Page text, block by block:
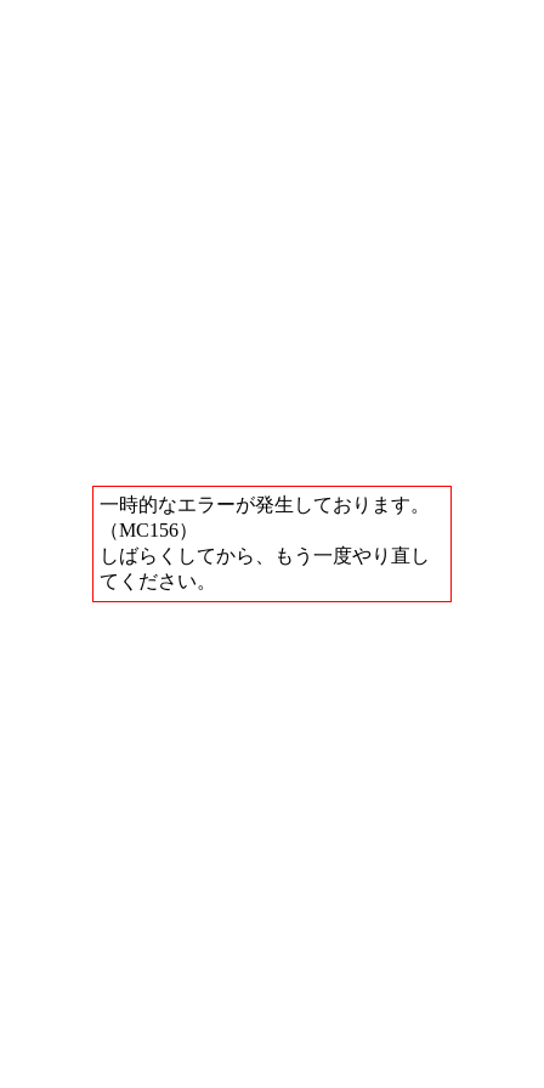
一時的なエラーが発生しております。
（MC156）
しばらくしてから、もう一度やり直し
てください。